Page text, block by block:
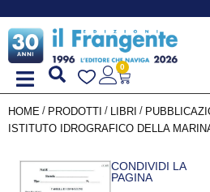
0
HOME / PRODOTTI / LIBRI /
ISTITUTO IDROGRAFICO DELLA
CONDIVIDI LA
PAGINA